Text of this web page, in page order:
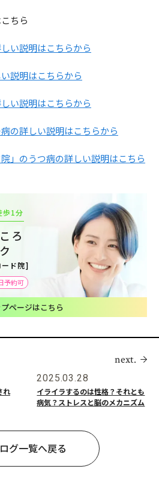
ちら
い説明はこちらから
説明はこちらから
い説明はこちらから
の詳しい説明はこちらから
」のうつ病の詳しい説明はこちら
歩1分
ろ
ド院]
予約可
プページはこちら
れ
next.
2025.03.28
イライラするのは性格？それとも
病気？ストレスと脳のメカニズム
グ一覧へ戻る